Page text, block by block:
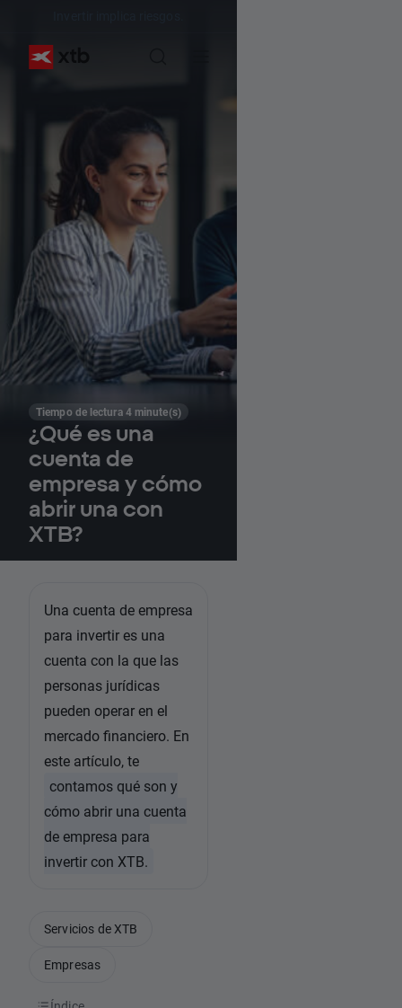
Tiempo de lectura 4 minute(s)
¿Qué es una
cuenta de
empresa y cómo
abrir una con
XTB?
Una cuenta de empresa
para invertir es una
cuenta con la que las
personas jurídicas
pueden operar en el
mercado financiero. En
este artículo, te
contamos qué son y
cómo abrir una cuenta
de empresa para
invertir con XTB.
Servicios de XTB
Empresas